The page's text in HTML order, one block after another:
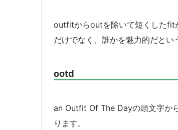
outfitからoutを除いて短くしたfit
だけでなく、誰かを魅力的だとい
ootd
an Outfit Of The Dayの頭文字か
ります。